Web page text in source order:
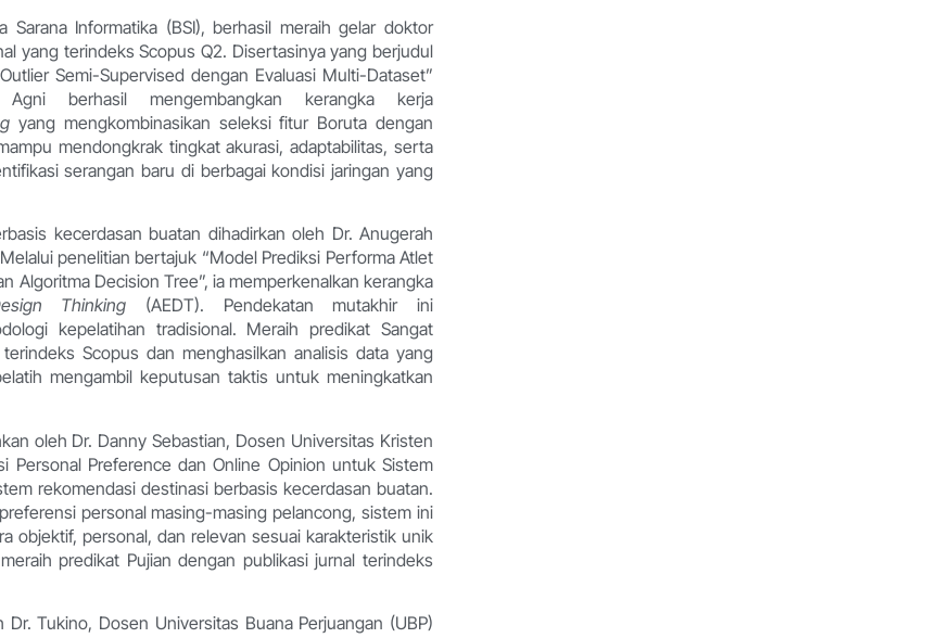
Sarana Informatika (BSI), berhasil meraih gelar doktor
yang terindeks Scopus Q2. Disertasinya yang berjudul
Semi-Supervised dengan Evaluasi Multi-Dataset”
berhasil mengembangkan kerangka kerja
yang mengkombinasikan seleksi fitur Boruta dengan
mendongkrak tingkat akurasi, adaptabilitas, serta
serangan baru di berbagai kondisi jaringan yang
kecerdasan buatan dihadirkan oleh Dr. Anugerah
penelitian bertajuk “Model Prediksi Performa Atlet
Algoritma Decision Tree”, ia memperkenalkan kerangka
Thinking (AEDT). Pendekatan mutakhir ini
kepelatihan tradisional. Meraih predikat Sangat
Scopus dan menghasilkan analisis data yang
mengambil keputusan taktis untuk meningkatkan
oleh Dr. Danny Sebastian, Dosen Universitas Kristen
Personal Preference dan Online Opinion untuk Sistem
rekomendasi destinasi berbasis kecerdasan buatan.
personal masing-masing pelancong, sistem ini
objektif, personal, dan relevan sesuai karakteristik unik
predikat Pujian dengan publikasi jurnal terindeks
Tukino, Dosen Universitas Buana Perjuangan (UBP)